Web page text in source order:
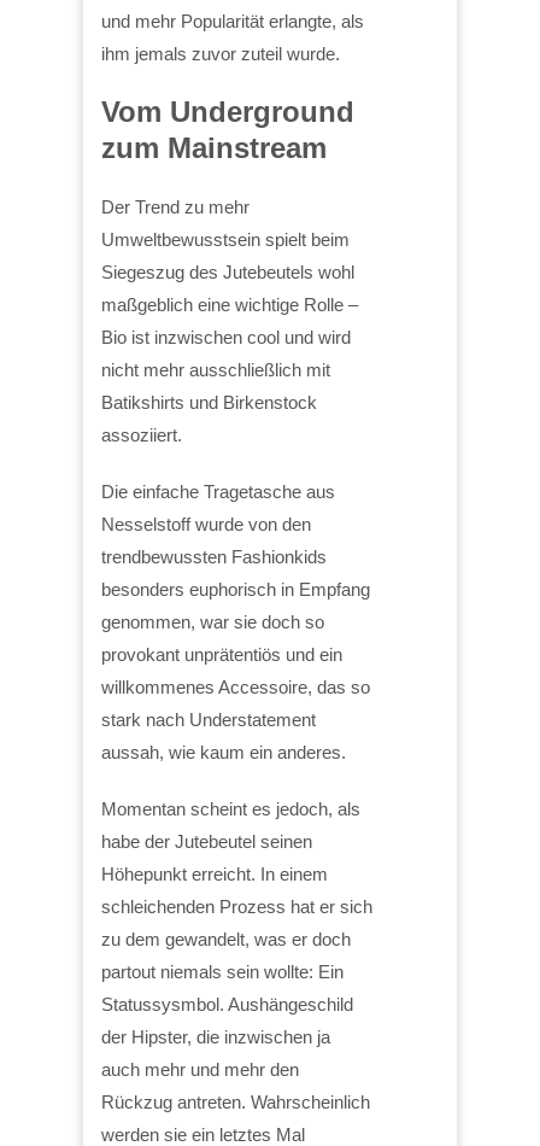
und mehr Popularität erlangte, als
ihm jemals zuvor zuteil wurde.
Vom Underground
zum Mainstream
Der Trend zu mehr
Umweltbewusstsein spielt beim
Siegeszug des Jutebeutels wohl
maßgeblich eine wichtige Rolle –
Bio ist inzwischen cool und wird
nicht mehr ausschließlich mit
Batikshirts und Birkenstock
assoziiert.
Die einfache Tragetasche aus
Nesselstoff wurde von den
trendbewussten Fashionkids
besonders euphorisch in Empfang
genommen, war sie doch so
provokant unprätentiös und ein
willkommenes Accessoire, das so
stark nach Understatement
aussah, wie kaum ein anderes.
Momentan scheint es jedoch, als
habe der Jutebeutel seinen
Höhepunkt erreicht. In einem
schleichenden Prozess hat er sich
zu dem gewandelt, was er doch
partout niemals sein wollte: Ein
Statussysmbol. Aushängeschild
der Hipster, die inzwischen ja
auch mehr und mehr den
Rückzug antreten. Wahrscheinlich
werden sie ein letztes Mal